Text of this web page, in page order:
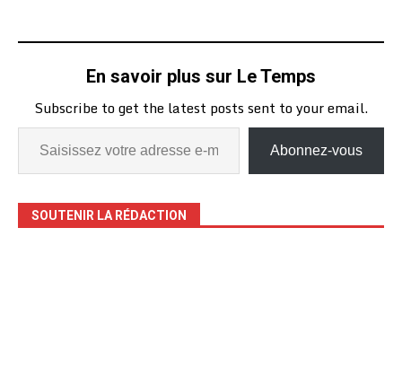
En savoir plus sur Le Temps
Subscribe to get the latest posts sent to your email.
Abonnez-vous
SOUTENIR LA RÉDACTION